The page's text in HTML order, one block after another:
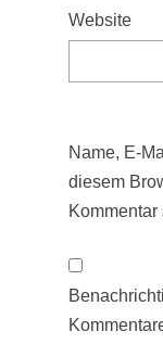
Website
Name, E-
diesem
Kommentar